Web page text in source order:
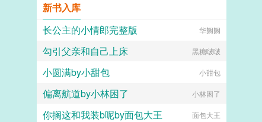
新书入库
长公主的小情郎完整版
华阙阙
勾引父亲和自己上床 黑糖啵啵
小圆满by小甜包 小甜包
偏离航道by小林困了 小林困了
你搁这和我装b呢by面包大王 面包大王